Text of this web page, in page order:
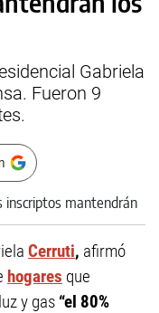
Gabriela
Fueron 9
Cerruti, afirmó
hogares que
y gas “el 80%